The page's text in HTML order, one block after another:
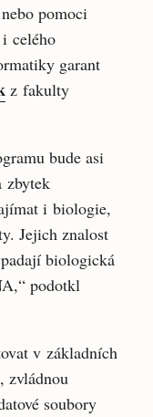
pomoci
celého
garant
z fakulty
bude asi
zbytek
i biologie,
Jejich znalost
biologická
podotkl
v základních
zvládnou
soubory